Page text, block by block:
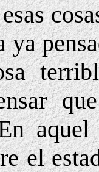
ya
el